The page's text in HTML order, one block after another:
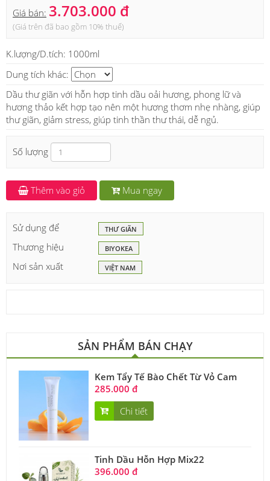
Giá bán: 3.703.000 đ
(Giá trên đã bao gồm 10% thuế)
K.lượng/D.tích: 1000ml
Dung tích khác:
Dầu thư giãn với hỗn hợp tinh dầu oải hương, phong lữ và
hương thảo kết hợp tạo nên một hương thơm nhẹ nhàng, giúp
thư giãn, giảm stress, giúp tinh thần thư thái, dễ ngủ.
Số lượng
Thêm vào giỏ Mua ngay
Sử dụng để THƯ GIÃN
Thương hiệu BIYOKEA
Nơi sản xuất VIỆT NAM
SẢN PHẨM BÁN CHẠY
Kem Tẩy Tế Bào Chết Từ Vỏ Cam
285.000 đ
Chi tiết
Tinh Dầu Hỗn Hợp Mix22
396.000 đ